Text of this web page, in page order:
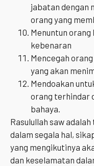
jabatan dengan
orang yang
Menuntun
kebenaran
Mencegah
yang akan
Mendoakan
orang terhindar
bahaya.
Rasulullah saw
dalam segala hal,
yang mengikutinya
dan keselamatan